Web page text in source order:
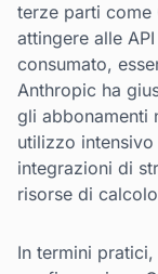
terze parti come
attingere alle
consumato,
Anthropic ha
gli abbonamenti
utilizzo
integrazioni di
risorse di
In termini